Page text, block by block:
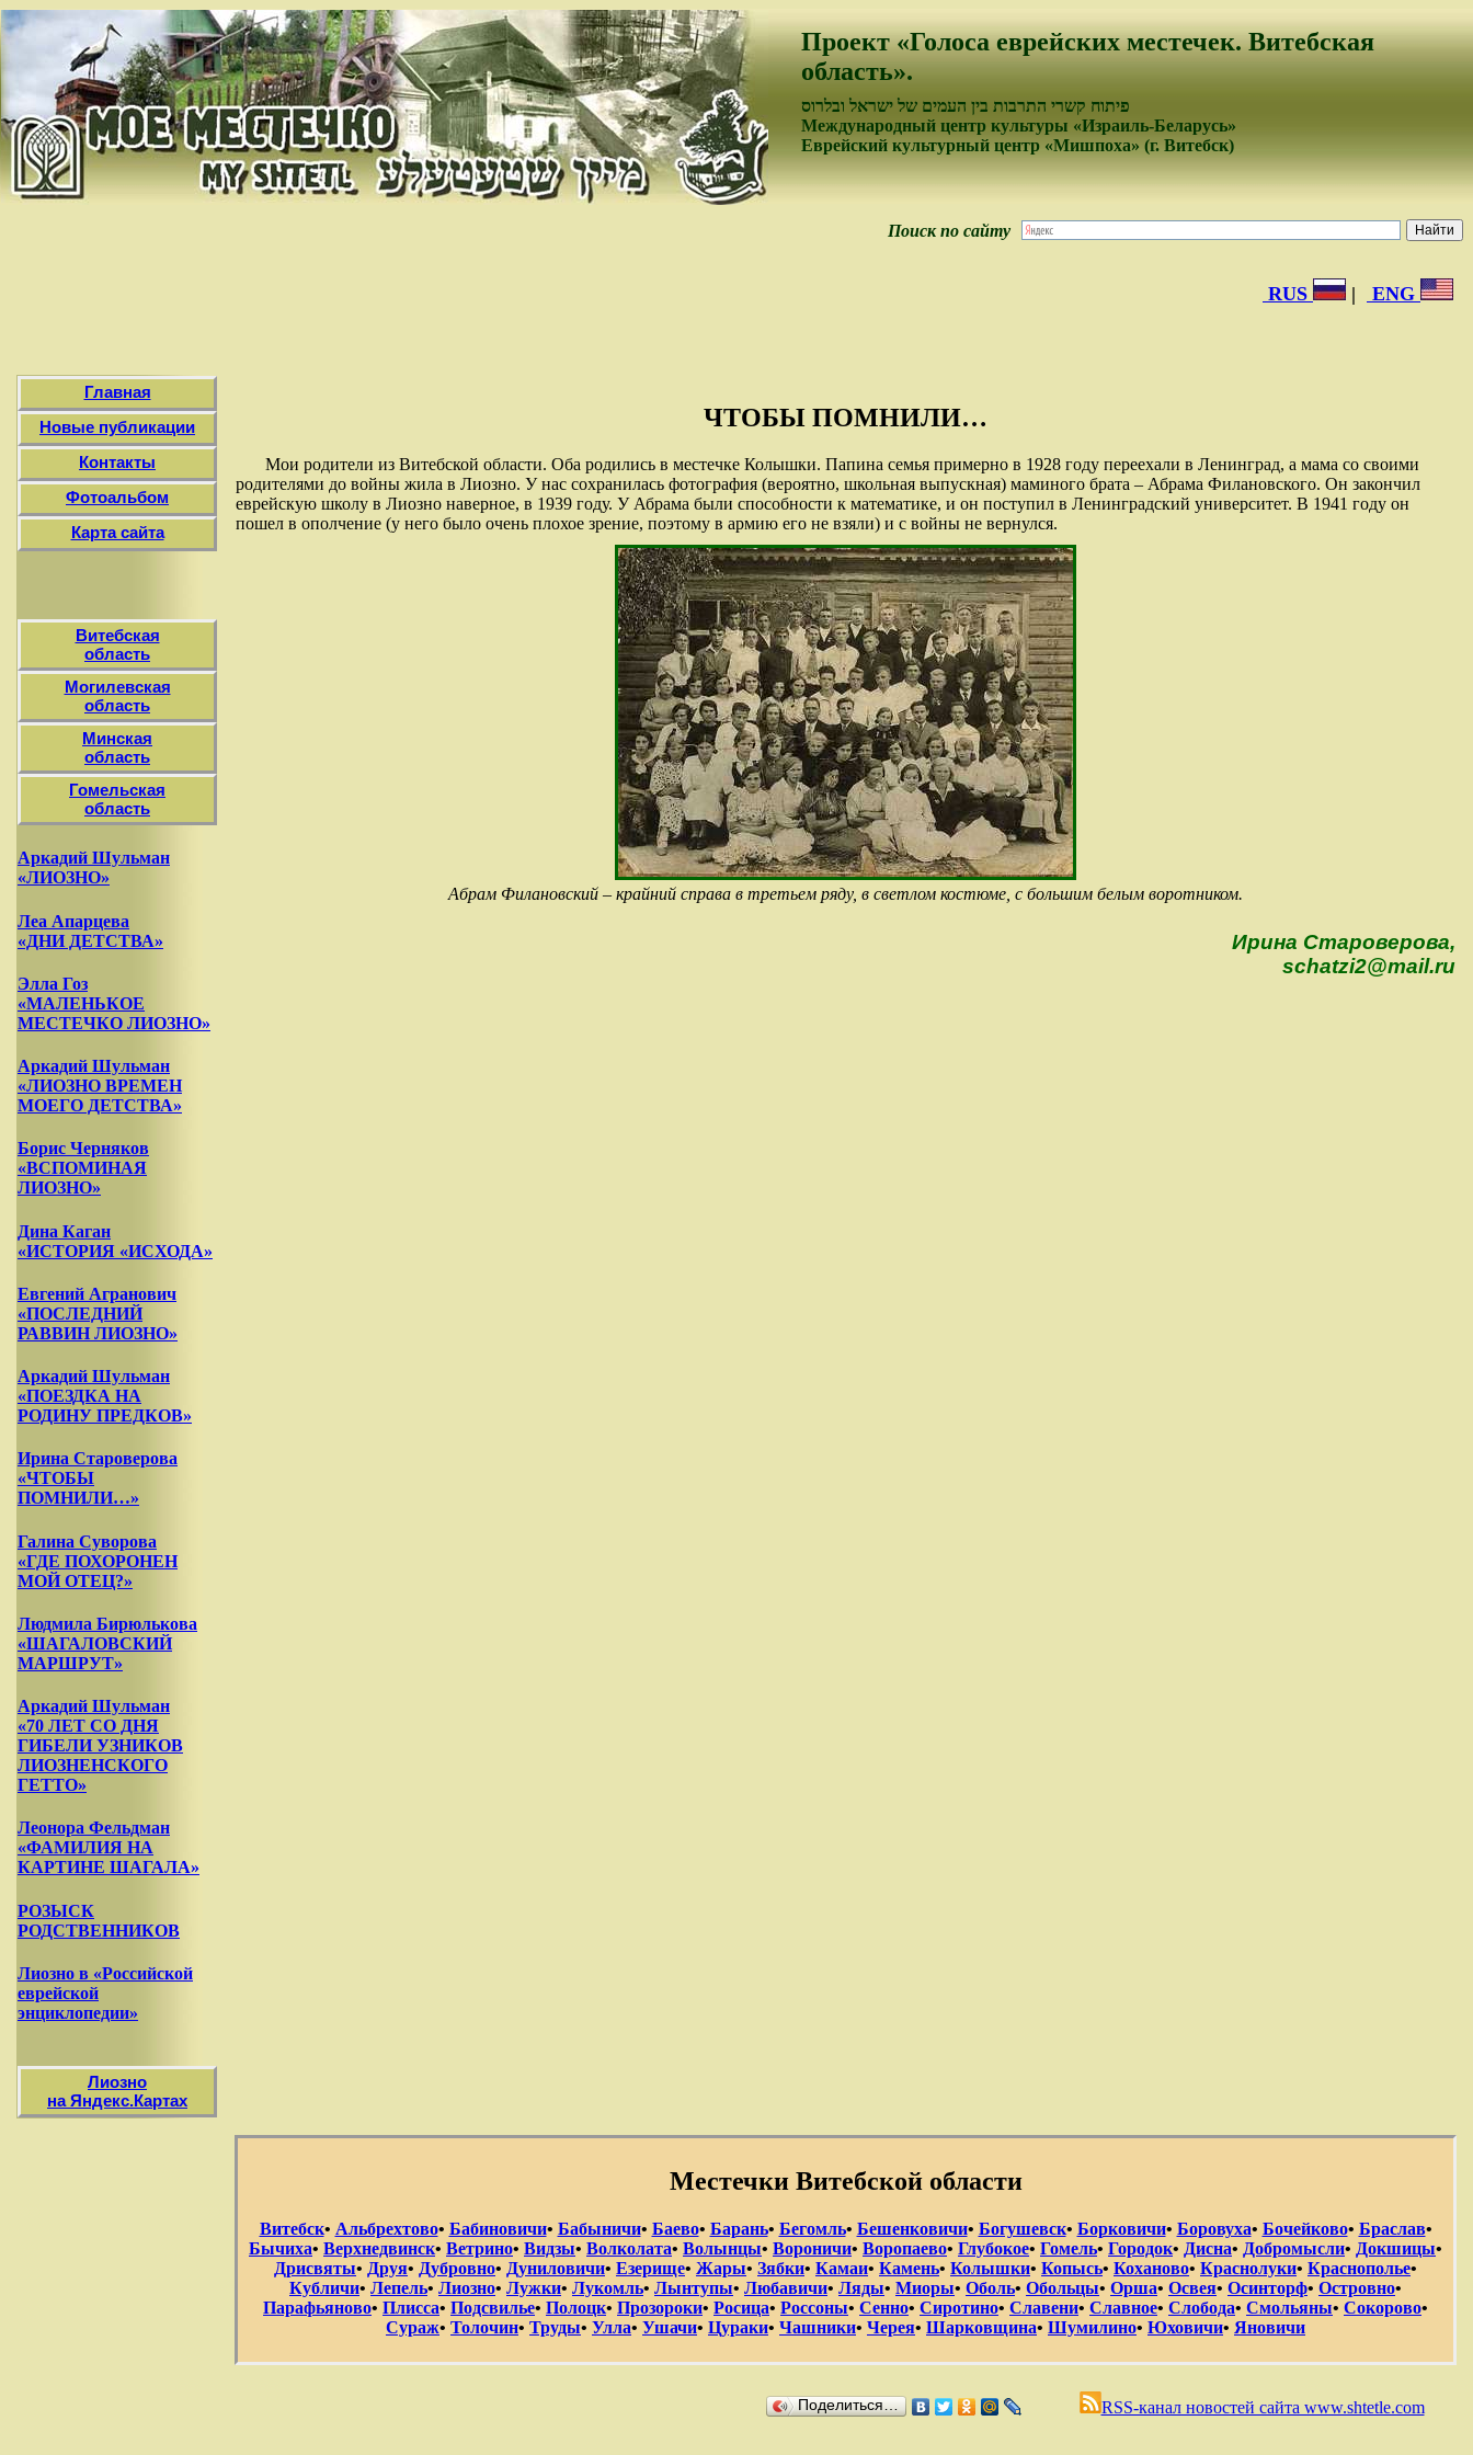
Проект «Голоса еврейских местечек. Витебская
область».
פיתוח קשרי התרבות בין העמים של ישראל ובלרוס
Международный центр культуры «Израиль-Беларусь»
Еврейский культурный центр «Мишпоха» (г. Витебск)
Поиск по сайту
RUS | ENG
Главная
Новые публикации
Контакты
Фотоальбом
Карта сайта
Витебская
область
Могилевская
область
Минская
область
Гомельская
область
Аркадий Шульман
«ЛИОЗНО»
Леа Апарцева
«ДНИ ДЕТСТВА»
Элла Гоз
«МАЛЕНЬКОЕ
МЕСТЕЧКО ЛИОЗНО»
Аркадий Шульман
«ЛИОЗНО ВРЕМЕН
МОЕГО ДЕТСТВА»
Борис Черняков
«ВСПОМИНАЯ
ЛИОЗНО»
Дина Каган
«ИСТОРИЯ «ИСХОДА»
Евгений Агранович
«ПОСЛЕДНИЙ
РАВВИН ЛИОЗНО»
Аркадий Шульман
«ПОЕЗДКА НА
РОДИНУ ПРЕДКОВ»
Ирина Староверова
«ЧТОБЫ
ПОМНИЛИ…»
Галина Суворова
«ГДЕ ПОХОРОНЕН
МОЙ ОТЕЦ?»
Людмила Бирюлькова
«ШАГАЛОВСКИЙ
МАРШРУТ»
Аркадий Шульман
«70 ЛЕТ СО ДНЯ
ГИБЕЛИ УЗНИКОВ
ЛИОЗНЕНСКОГО
ГЕТТО»
Леонора Фельдман
«ФАМИЛИЯ НА
КАРТИНЕ ШАГАЛА»
РОЗЫСК
РОДСТВЕННИКОВ
Лиозно в «Российской
еврейской
энциклопедии»
Лиозно
на Яндекс.Картах
ЧТОБЫ ПОМНИЛИ…
Мои родители из Витебской области. Оба родились в местечке Колышки. Папина семья примерно в 1928 году переехали в Ленинград, а мама со своими
родителями до войны жила в Лиозно. У нас сохранилась фотография (вероятно, школьная выпускная) маминого брата – Абрама Филановского. Он закончил
еврейскую школу в Лиозно наверное, в 1939 году. У Абрама были способности к математике, и он поступил в Ленинградский университет. В 1941 году он
пошел в ополчение (у него было очень плохое зрение, поэтому в армию его не взяли) и с войны не вернулся.
Абрам Филановский – крайний справа в третьем ряду, в светлом костюме, с большим белым воротником.
Ирина Староверова,
schatzi2@mail.ru
Местечки Витебской области
Витебск• Альбрехтово• Бабиновичи• Бабыничи• Баево• Барань• Бегомль• Бешенковичи• Богушевск• Борковичи• Боровуха• Бочейково• Браслав•
Бычиха• Верхнедвинск• Ветрино• Видзы• Волколата• Волынцы• Вороничи• Воропаево• Глубокое• Гомель• Городок• Дисна• Добромысли• Докшицы•
Дрисвяты• Друя• Дубровно• Дуниловичи• Езерище• Жары• Зябки• Камаи• Камень• Колышки• Копысь• Коханово• Краснолуки• Краснополье•
Кубличи• Лепель• Лиозно• Лужки• Лукомль• Лынтупы• Любавичи• Ляды• Миоры• Оболь• Обольцы• Орша• Освея• Осинторф• Островно•
Парафьяново• Плисса• Подсвилье• Полоцк• Прозороки• Росица• Россоны• Сенно• Сиротино• Славени• Славное• Слобода• Смольяны• Сокорово•
Сураж• Толочин• Труды• Улла• Ушачи• Цураки• Чашники• Черея• Шарковщина• Шумилино• Юховичи• Яновичи
Поделиться… RSS-канал новостей сайта www.shtetle.com